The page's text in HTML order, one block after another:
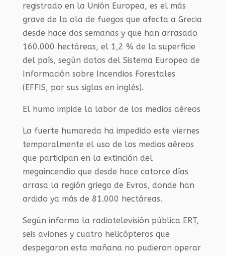
registrado en la Unión Europea, es el más
grave de la ola de fuegos que afecta a Grecia
desde hace dos semanas y que han arrasado
160.000 hectáreas, el 1,2 % de la superficie
del país, según datos del Sistema Europeo de
Información sobre Incendios Forestales
(EFFIS, por sus siglas en inglés).
El humo impide la labor de los medios aéreos
La fuerte humareda ha impedido este viernes
temporalmente el uso de los medios aéreos
que participan en la extinción del
megaincendio que desde hace catorce días
arrasa la región griega de Evros, donde han
ardido ya más de 81.000 hectáreas.
Según informa la radiotelevisión pública ERT,
seis aviones y cuatro helicópteros que
despegaron esta mañana no pudieron operar